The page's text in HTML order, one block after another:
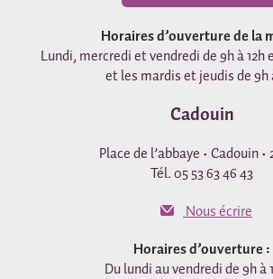
Horaires d’ouverture de la
Lundi, mercredi et vendredi de 9h à 12h
et les mardis et jeudis de 9h
Cadouin
Place de l’abbaye • Cadouin •
Tél. 05 53 63 46 43
Nous écrire
Horaires d’ouverture :
Du lundi au vendredi de 9h à